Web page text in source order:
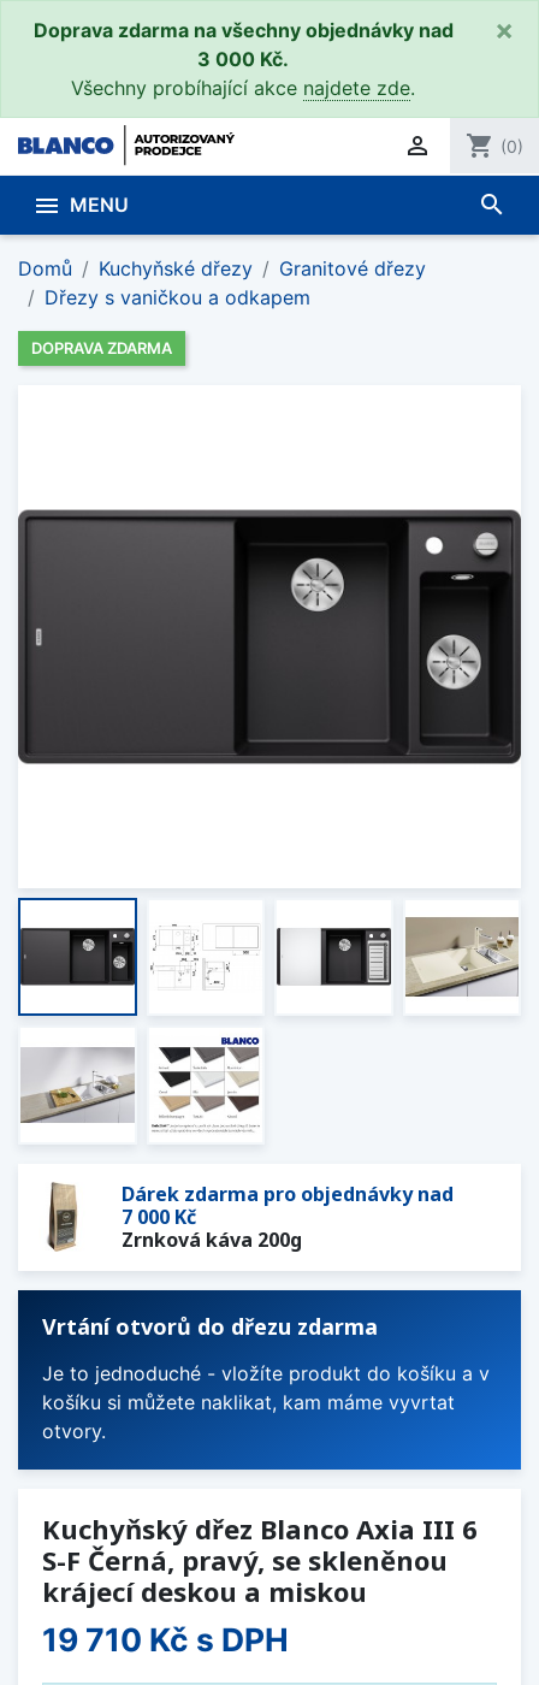
Doprava zdarma na všechny objednávky nad
3 000 Kč.
Všechny probíhající akce najdete zde.
×
 shopping_cart (0)
 MENU search
Domů Kuchyňské dřezy
Granitové dřezy
Dřezy s vaničkou a odkapem
DOPRAVA ZDARMA
Dárek zdarma pro objednávky nad
7 000 Kč
Zrnková káva 200g
Vrtání otvorů do dřezu zdarma
Je to jednoduché - vložíte produkt do košíku a v
košíku si můžete naklikat, kam máme vyvrtat
otvory.
Kuchyňský dřez Blanco Axia III 6
S-F Černá, pravý, se skleněnou
krájecí deskou a miskou
19 710 Kč s DPH